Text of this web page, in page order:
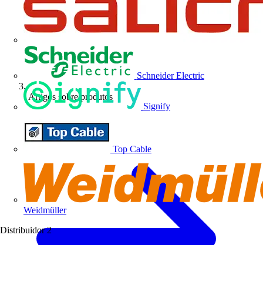
Schneider Electric
Signify
Top Cable
Weidmüller
Distribuidor 2
Artigos sobre produtos